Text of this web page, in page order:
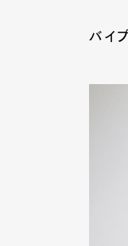
バイ